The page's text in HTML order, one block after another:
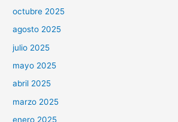
octubre 2025
agosto 2025
julio 2025
mayo 2025
abril 2025
marzo 2025
enero 2025